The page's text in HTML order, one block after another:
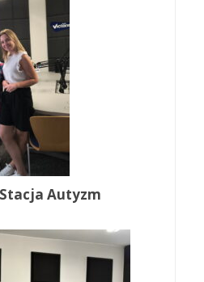
Autyzm